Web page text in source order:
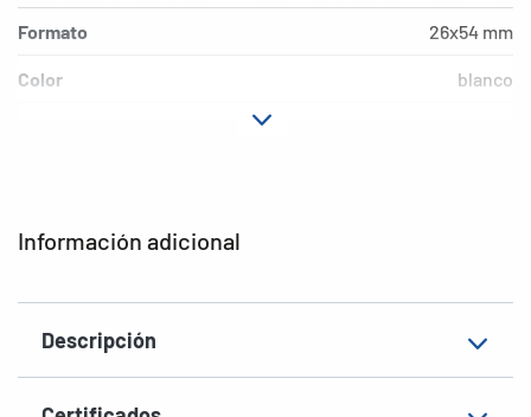
Información adicional
Descripción
Formato 26x54 mm
Color blanco
Gramaje
Superficie mate